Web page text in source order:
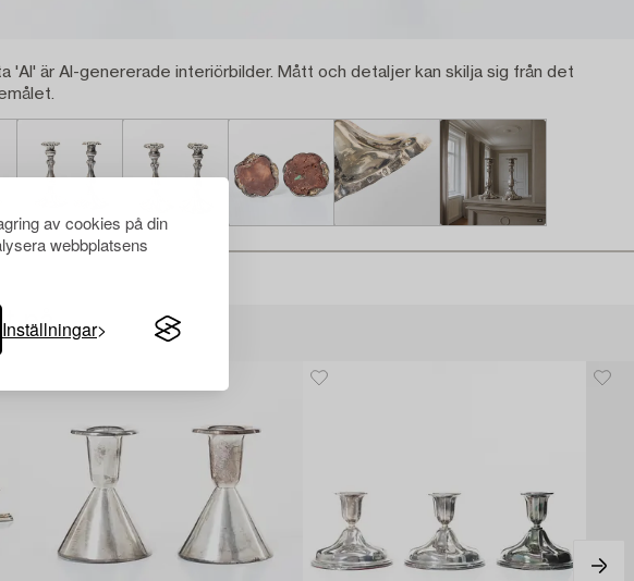
av cookies på din
webbplatsens
Inställningar
'AI' är AI-genererade interiörbilder. Mått och detaljer kan skilja sig från det
på